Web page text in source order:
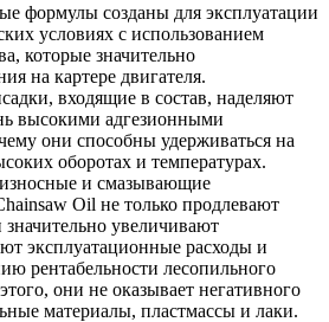
формулы созданы для эксплуатации
условиях с использованием
которые значительно
на картере двигателя.
входящие в состав, наделяют
высокими адгезионными
они способны удерживаться на
оборотах и температурах.
и смазывающие
Oil не только продлевают
увеличивают
эксплуатационные расходы и
рентабельности лесопильного
они не оказывает негативного
материалы, пластмассы и лаки.